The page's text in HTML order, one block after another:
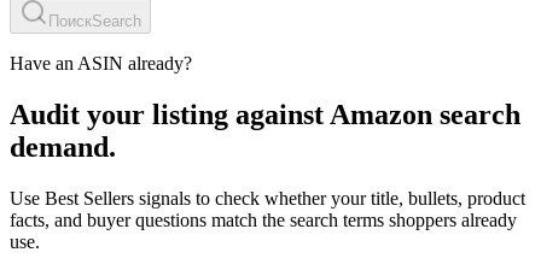
ПоискSearch
Have an ASIN already?
Audit your listing against Amazon search
demand.
Use Best Sellers signals to check whether your title, bullets, product
facts, and buyer questions match the search terms shoppers already
use.